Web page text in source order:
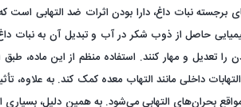
برجسته نبات داغ، دارا بودن اثرات ضد التهابی است
حاصل از ذوب شکر در آب و تبدیل آن به نبات
تعدیل و مهار کنند. استفاده منظم از این ماده،
داخلی مانند التهاب معده کمک کند. به علاوه،
مواقع بحران‌های التهابی می‌شود. به همین دلیل،